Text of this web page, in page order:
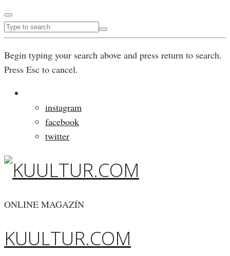
Begin typing your search above and press return to search.
Press Esc to cancel.
instagram
facebook
twitter
ONLINE MAGAZÍN
KUULTUR.COM